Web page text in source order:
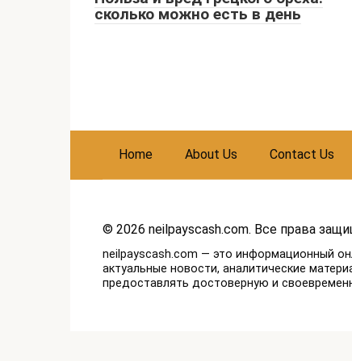
сколько можно есть в день
Home About Us Contact Us
© 2026 neilpayscash.com. Все права
neilpayscash.com — это информационный
актуальные новости, аналитические
предоставлять достоверную и